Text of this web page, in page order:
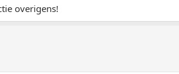
overigens!